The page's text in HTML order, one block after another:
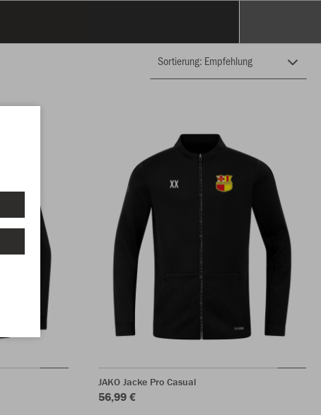
JAKO Jacke Pro Casual
56,99 €